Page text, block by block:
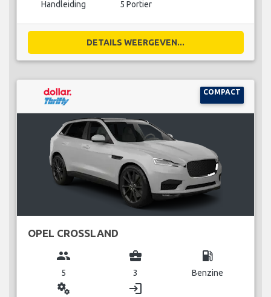
Handleiding 5 Portier
DETAILS WEERGEVEN...
COMPACT
OPEL CROSSLAND
group
5
business_center
3
local_gas_station
Benzine
miscellaneous_services login